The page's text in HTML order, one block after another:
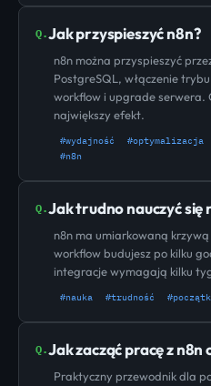
Q.Jak przyspieszyć n8n?
n8n można przyspieszyć
PostgreSQL, włączenie
workflow i upgrade serwera.
największy efekt.
#wydajność #optymalizacja
#n8n
Q.Jak trudno nauczyć się
n8n ma umiarkowaną
workflow budujesz po kilku
integracje wymagają kilku
#nauka #trudność
Q.Jak zacząć pracę z n8n
Praktyczny przewodnik dla